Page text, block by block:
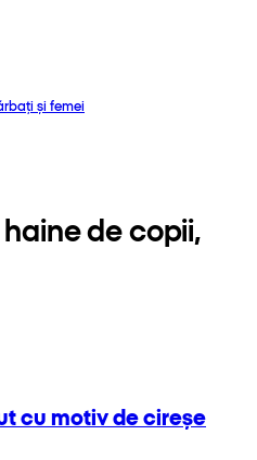
și femei
de copii,
cu motiv de cireșe